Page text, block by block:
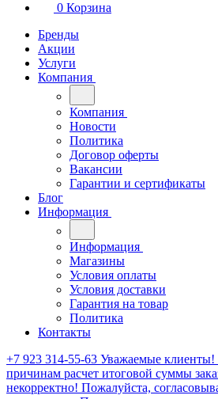
0 Корзина
Бренды
Акции
Услуги
Компания
Компания
Новости
Политика
Договор оферты
Вакансии
Гарантии и сертификаты
Блог
Информация
Информация
Магазины
Условия оплаты
Условия доставки
Гарантия на товар
Политика
Контакты
+7 923 314-55-63 Уважаемые
причинам расчет итоговой суммы
некорректно! Пожалуйста,